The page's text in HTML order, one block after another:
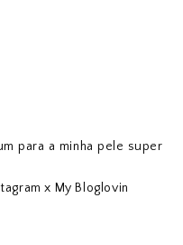
para a minha pele super
x My Bloglovin